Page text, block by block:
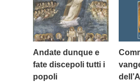
Andate dunque e
fate discepoli tutti i
popoli